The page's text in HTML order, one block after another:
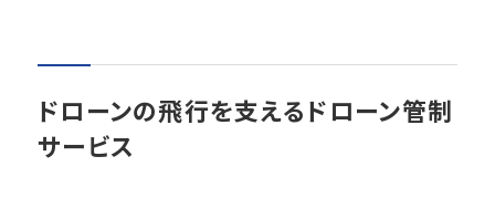
ドローンの飛行を支えるドローン管制
サービス